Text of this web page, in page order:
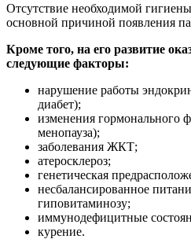
Отсутствие необходимой
основной причиной появления
Кроме того, на его развитие
следующие факторы:
нарушение работы
диабет);
изменения гормонального
менопауза);
заболевания ЖКТ;
атеросклероз;
генетическая
несбалансированное
гиповитаминозу;
иммунодефицитные
курение.